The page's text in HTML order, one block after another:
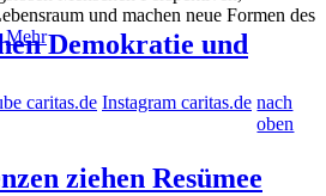
Demokratie und
ziehen Resümee
und machen neue Formen des
Mehr
caritas.de Instagram caritas.de nach
oben